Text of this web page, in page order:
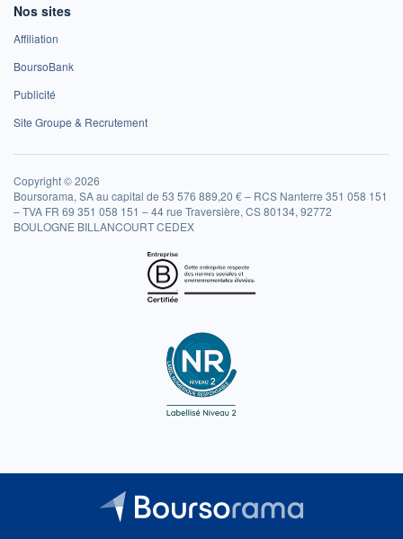
Nos sites
Affiliation
BoursoBank
Publicité
Site Groupe & Recrutement
Copyright © 2026
Boursorama, SA au capital de 53 576 889,20 € – RCS Nanterre 351 058 151
– TVA FR 69 351 058 151 – 44 rue Traversière, CS 80134, 92772
BOULOGNE BILLANCOURT CEDEX